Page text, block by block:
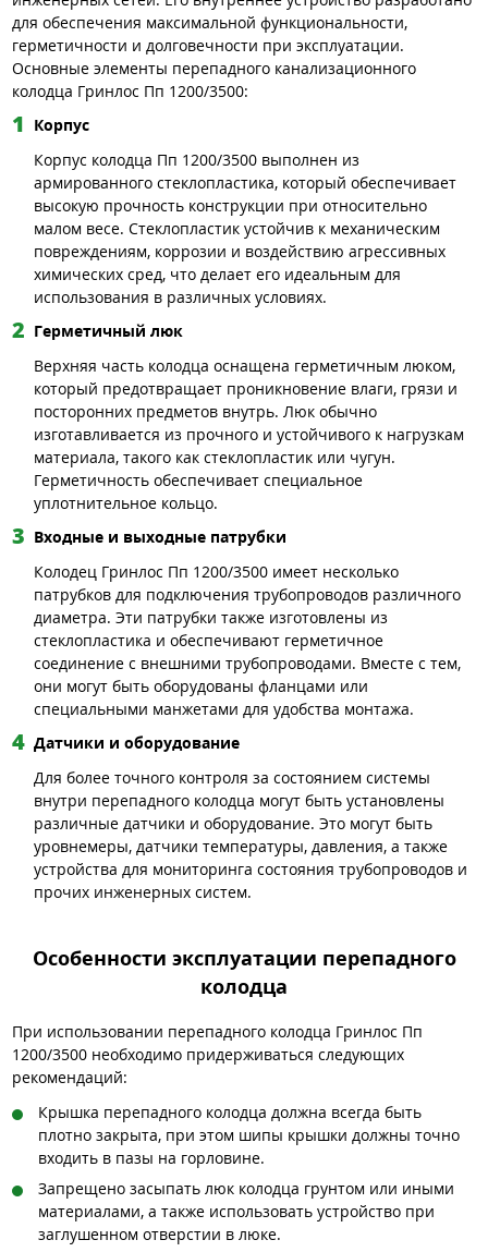
для обеспечения максимальной функциональности,
герметичности и долговечности при эксплуатации.
Основные элементы перепадного канализационного
колодца Гринлос Пп 1200/3500:
Корпус
Корпус колодца Пп 1200/3500 выполнен из
армированного стеклопластика, который обеспечивает
высокую прочность конструкции при относительно
малом весе. Стеклопластик устойчив к механическим
повреждениям, коррозии и воздействию агрессивных
химических сред, что делает его идеальным для
использования в различных условиях.
Герметичный люк
Верхняя часть колодца оснащена герметичным люком,
который предотвращает проникновение влаги, грязи и
посторонних предметов внутрь. Люк обычно
изготавливается из прочного и устойчивого к нагрузкам
материала, такого как стеклопластик или чугун.
Герметичность обеспечивает специальное
уплотнительное кольцо.
Входные и выходные патрубки
Колодец Гринлос Пп 1200/3500 имеет несколько
патрубков для подключения трубопроводов различного
диаметра. Эти патрубки также изготовлены из
стеклопластика и обеспечивают герметичное
соединение с внешними трубопроводами. Вместе с тем,
они могут быть оборудованы фланцами или
специальными манжетами для удобства монтажа.
Датчики и оборудование
Для более точного контроля за состоянием системы
внутри перепадного колодца могут быть установлены
различные датчики и оборудование. Это могут быть
уровнемеры, датчики температуры, давления, а также
устройства для мониторинга состояния трубопроводов и
прочих инженерных систем.
Особенности эксплуатации перепадного
колодца
При использовании перепадного колодца Гринлос Пп
1200/3500 необходимо придерживаться следующих
рекомендаций:
Крышка перепадного колодца должна всегда быть
плотно закрыта, при этом шипы крышки должны точно
входить в пазы на горловине.
Запрещено засыпать люк колодца грунтом или иными
материалами, а также использовать устройство при
заглушенном отверстии в люке.